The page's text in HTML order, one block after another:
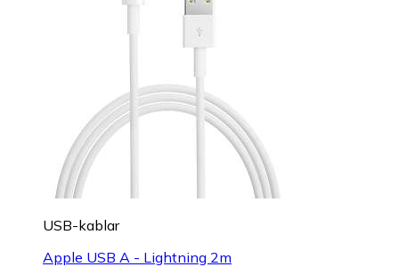
USB-kablar
Apple USB A - Lightning 2m